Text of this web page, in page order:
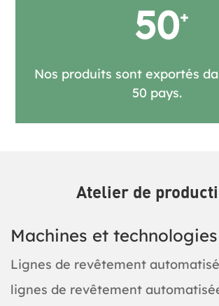
50
Nos produits sont exportés
50 pays.
Atelier de
Machines et
Lignes de revêtement
lignes de revêtement